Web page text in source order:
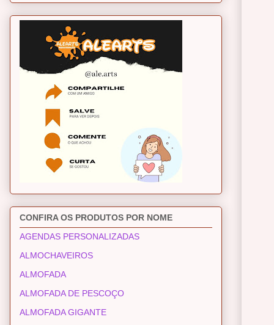
CONFIRA OS PRODUTOS POR NOME
AGENDAS PERSONALIZADAS
ALMOCHAVEIROS
ALMOFADA
ALMOFADA DE PESCOÇO
ALMOFADA GIGANTE